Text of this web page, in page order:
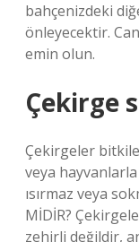
bahçenizdeki
önleyecektir.
emin olun.
Çekirge
Çekirgeler
veya
ısırmaz veya
MİDİR?
zehirli değildir,